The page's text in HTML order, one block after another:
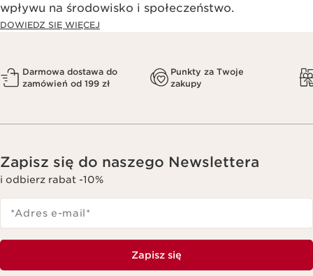
wpływu na środowisko i społeczeństwo.​
DOWIEDZ SIĘ WIĘCEJ
Darmowa dostawa do
zamówień od 199 zł
Punkty za Twoje
zakupy
Zapisz się do naszego Newslettera
i odbierz rabat -10%
*Adres e-mail*
Zapisz się